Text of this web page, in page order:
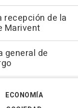
recepción de la
Marivent
general de
ECONOMÍA